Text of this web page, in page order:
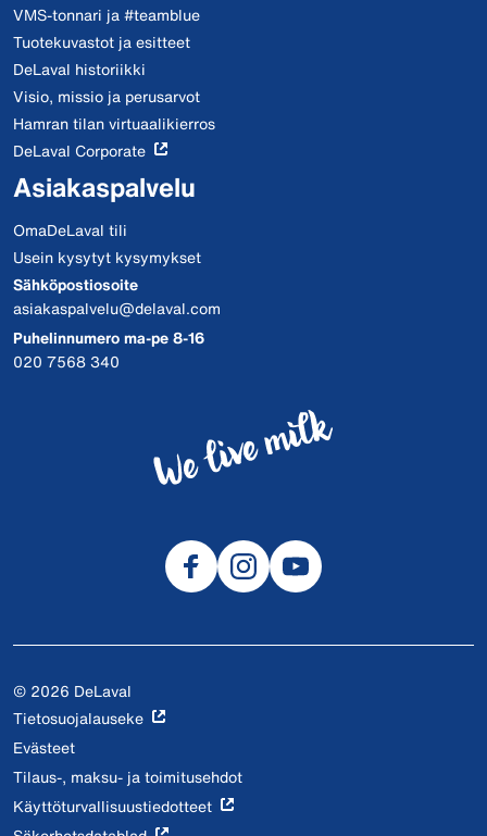
VMS-tonnari ja #teamblue
Tuotekuvastot ja esitteet
DeLaval historiikki
Visio, missio ja perusarvot
Hamran tilan virtuaalikierros
DeLaval Corporate
Asiakaspalvelu
OmaDeLaval tili
Usein kysytyt kysymykset
Sähköpostiosoite
asiakaspalvelu@delaval.com
Puhelinnumero ma-pe 8-16
020 7568 340
© 2026 DeLaval
Tietosuojalauseke
Evästeet
Tilaus-, maksu- ja toimitusehdot
Käyttöturvallisuustiedotteet